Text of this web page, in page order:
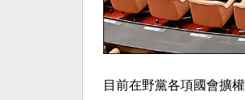
目前在野黨各項國會擴